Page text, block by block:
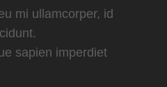
mi ullamcorper, id
sapien imperdiet